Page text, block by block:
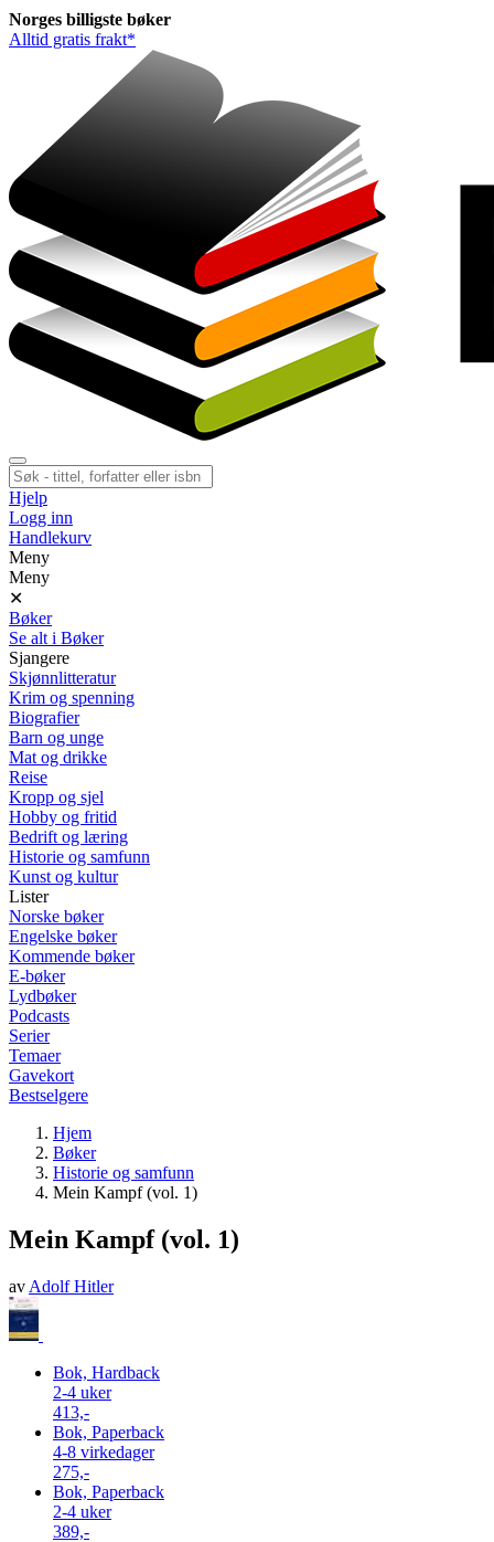
Norges billigste bøker
Alltid gratis frakt*
Hjelp
Logg inn
Handlekurv
Meny
Meny
✕
Bøker
Se alt i Bøker
Sjangere
Skjønnlitteratur
Krim og spenning
Biografier
Barn og unge
Mat og drikke
Reise
Kropp og sjel
Hobby og fritid
Bedrift og læring
Historie og samfunn
Kunst og kultur
Lister
Norske bøker
Engelske bøker
Kommende bøker
E-bøker
Lydbøker
Podcasts
Serier
Temaer
Gavekort
Bestselgere
Hjem
Bøker
Historie og samfunn
Mein Kampf (vol. 1)
Mein Kampf (vol. 1)
av Adolf Hitler
Bok, Hardback
2-4 uker
413,-
Bok, Paperback
4-8 virkedager
275,-
Bok, Paperback
2-4 uker
389,-